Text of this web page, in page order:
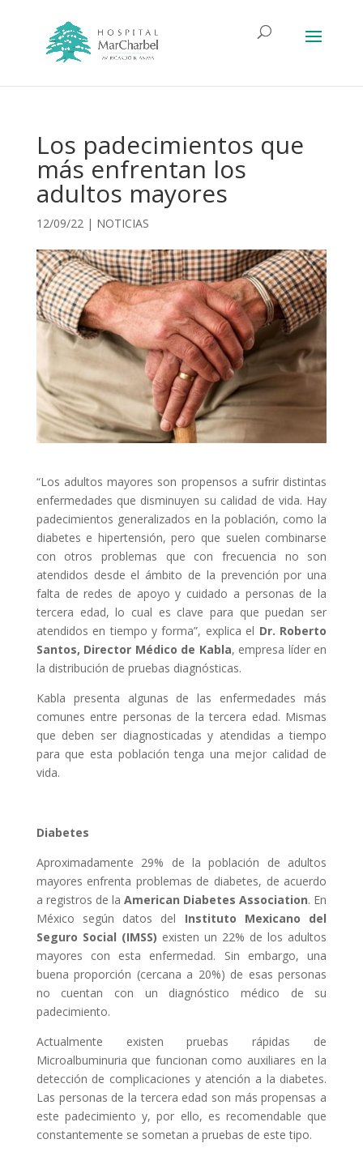
Los padecimientos que
más enfrentan los
adultos mayores
12/09/22| NOTICIAS
“Los adultos mayores son propensos a sufrir distintas
enfermedades que disminuyen su calidad de vida. Hay
padecimientos generalizados en la población, como la
diabetes e hipertensión, pero que suelen combinarse
con otros problemas que con frecuencia no son
atendidos desde el ámbito de la prevención por una
falta de redes de apoyo y cuidado a personas de la
tercera edad, lo cual es clave para que puedan ser
atendidos en tiempo y forma”, explica el Dr. Roberto
Santos, Director Médico de Kabla, empresa líder en
la distribución de pruebas diagnósticas.
Kabla presenta algunas de las enfermedades más
comunes entre personas de la tercera edad. Mismas
que deben ser diagnosticadas y atendidas a tiempo
para que esta población tenga una mejor calidad de
vida.
Diabetes
Aproximadamente 29% de la población de adultos
mayores enfrenta problemas de diabetes, de acuerdo
a registros de laAmerican Diabetes Association. En
México según datos del Instituto Mexicano del
Seguro Social (IMSS) existen un 22% de los adultos
mayores con esta enfermedad. Sin embargo, una
buena proporción (cercana a 20%) de esas personas
no cuentan con un diagnóstico médico de su
padecimiento.
Actualmente existen pruebas rápidas de
Microalbuminuria que funcionan como auxiliares en la
detección de complicaciones y atención a la diabetes.
Las personas de la tercera edad son más propensas a
este padecimiento y, por ello, es recomendable que
constantemente se sometan a pruebas de este tipo.